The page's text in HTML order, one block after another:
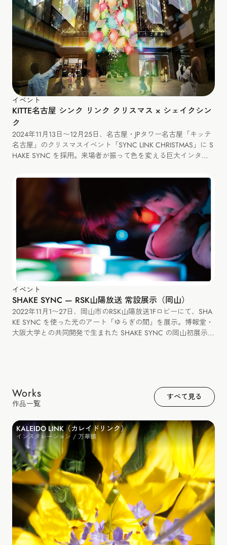
イベント
KITTE名古屋 シンク リンク クリスマス × シェイクシン
ク
2024年11月13日〜12月25日、名古屋・JPタワー名古屋「キッテ
名古屋」のクリスマスイベント「SYNC LINK CHRISTMAS」に S
HAKE SYNC を採用。来場者が振って色を変える巨大インタラ
イベント
SHAKE SYNC — RSK山陽放送 常設展示（岡山）
2022年11月1〜27日、岡山市のRSK山陽放送1Fロビーにて、SHA
KE SYNC を使った光のアート「ゆらぎの間」を展示。博報堂・
大阪大学との共同開発で生まれた SHAKE SYNC の岡山初展示と
Works
作品一覧
すべて見る
KALEIDO LINK（カレイドリンク）
インスタレーション / 万華鏡